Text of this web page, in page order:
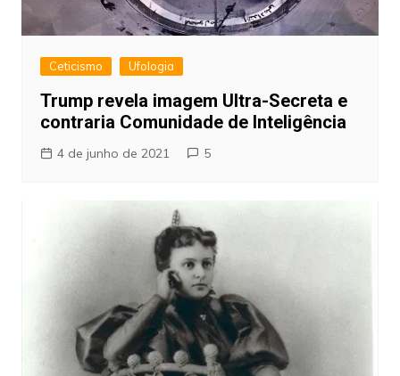
Ceticismo Ufologia
Trump revela imagem Ultra-Secreta e
contraria Comunidade de Inteligência
4 de junho de 2021 5